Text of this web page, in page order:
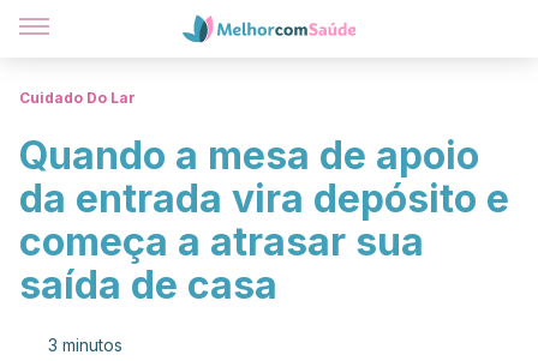
Cuidado Do Lar
Quando a mesa de apoio
da entrada vira depósito e
começa a atrasar sua
saída de casa
3 minutos